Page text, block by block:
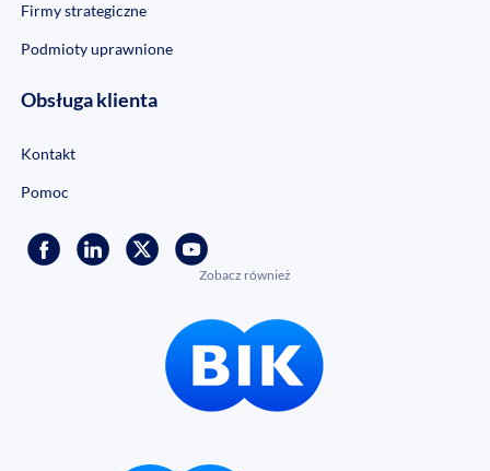
Firmy strategiczne
Podmioty uprawnione
Obsługa klienta
Kontakt
Pomoc
Zobacz również